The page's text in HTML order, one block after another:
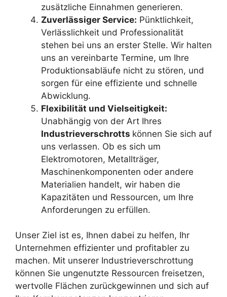
zusätzliche Einnahmen generieren.
Zuverlässiger Service: Pünktlichkeit,
Verlässlichkeit und Professionalität
stehen bei uns an erster Stelle. Wir halten
uns an vereinbarte Termine, um Ihre
Produktionsabläufe nicht zu stören, und
sorgen für eine effiziente und schnelle
Abwicklung.
Flexibilität und Vielseitigkeit:
Unabhängig von der Art Ihres
Industrieverschrotts können Sie sich auf
uns verlassen. Ob es sich um
Elektromotoren, Metallträger,
Maschinenkomponenten oder andere
Materialien handelt, wir haben die
Kapazitäten und Ressourcen, um Ihre
Anforderungen zu erfüllen.
Unser Ziel ist es, Ihnen dabei zu helfen, Ihr
Unternehmen effizienter und profitabler zu
machen. Mit unserer Industrieverschrottung
können Sie ungenutzte Ressourcen freisetzen,
wertvolle Flächen zurückgewinnen und sich auf